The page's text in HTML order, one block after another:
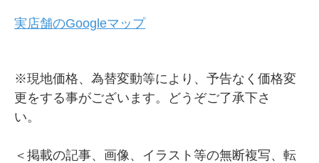
実店舗のGoogleマップ
※現地価格、為替変動等により、予告なく価格変
更をする事がございます。どうぞご了承下さ
い。
＜掲載の記事、画像、イラスト等の無断複写、転